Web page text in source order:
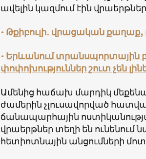
ավելին կազմում էին
• Թքիբուլի․ վրացական քաղաք,
• Երևանում տրանսպորտային
փոփոխություններ շուտ չեն
Ամենից հաճախ մարդիկ
ժամերին չլուսավորված
ճանապարհային
վրաերթներ տեղի են
հետիոտնային անցումների